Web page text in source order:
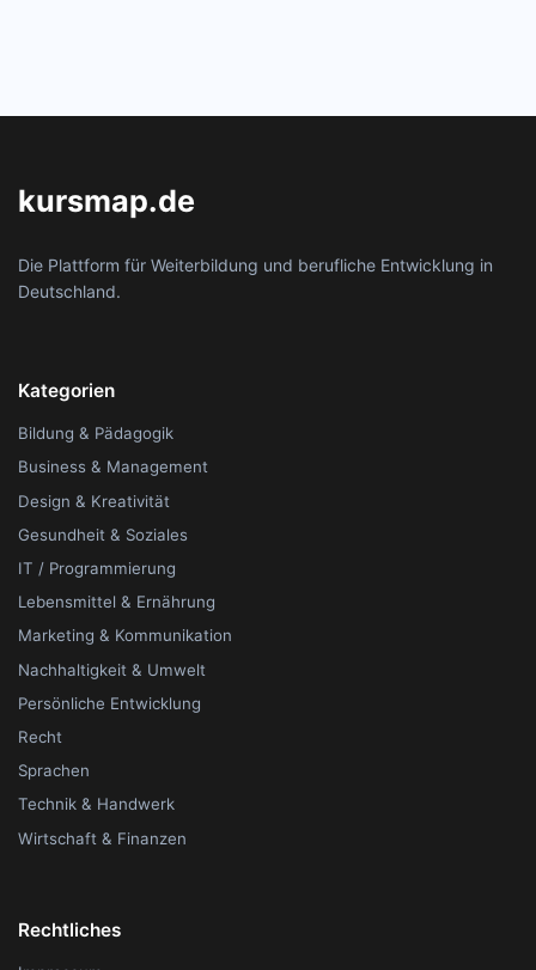
kursmap.de
Die Plattform für Weiterbildung und berufliche Entwicklung in
Deutschland.
Kategorien
Bildung & Pädagogik
Business & Management
Design & Kreativität
Gesundheit & Soziales
IT / Programmierung
Lebensmittel & Ernährung
Marketing & Kommunikation
Nachhaltigkeit & Umwelt
Persönliche Entwicklung
Recht
Sprachen
Technik & Handwerk
Wirtschaft & Finanzen
Rechtliches